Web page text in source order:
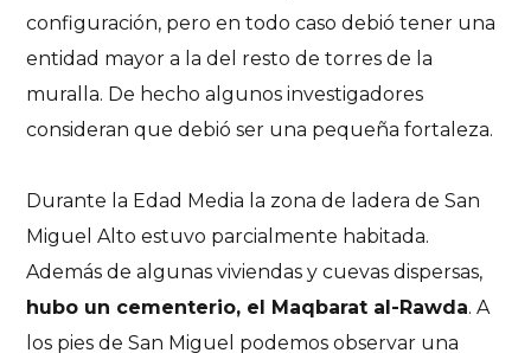
configuración, pero en todo caso debió tener una
entidad mayor a la del resto de torres de la
muralla. De hecho algunos investigadores
consideran que debió ser una pequeña fortaleza.
Durante la Edad Media la zona de ladera de San
Miguel Alto estuvo parcialmente habitada.
Además de algunas viviendas y cuevas dispersas,
hubo un cementerio, el Maqbarat al-Rawda. A
los pies de San Miguel podemos observar una